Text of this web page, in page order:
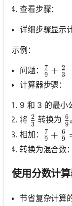
查看步骤：
详细步骤显示
示例：
问题： 9
7 + 3
2
计算器步骤：
9 和 3 的最小
将 3
2 转换为 9
6。
相加：
9
7 + 9
6
转换为混合数：
使用分数计
节省复杂计算